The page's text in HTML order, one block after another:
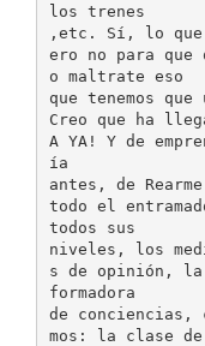
los trenes
,etc. Sí, lo que
ero no para que
o maltrate eso
que tenemos
Creo que ha
A YA! Y de
ía
antes, de
todo el
todos sus
niveles, los
s de opinión, la
formadora
de conciencias,
mos: la clase